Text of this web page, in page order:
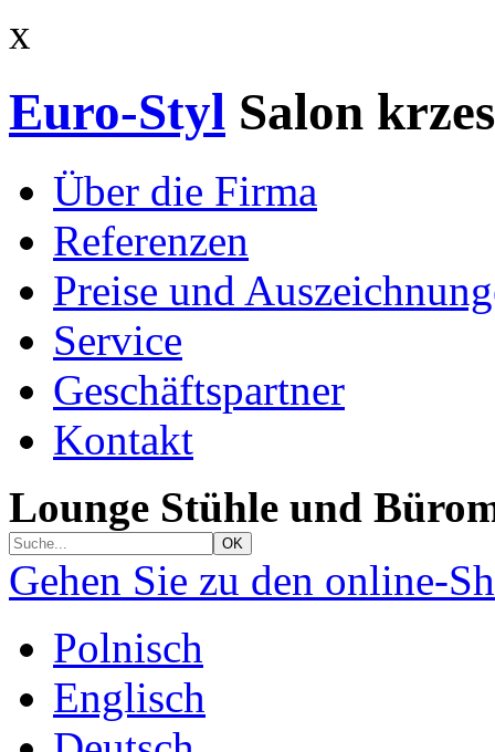
x
Euro-Styl Salon
Über die Firma
Referenzen
Preise und
Service
Geschäftspartner
Kontakt
Lounge Stühle und
Gehen Sie zu den online-
Polnisch
Englisch